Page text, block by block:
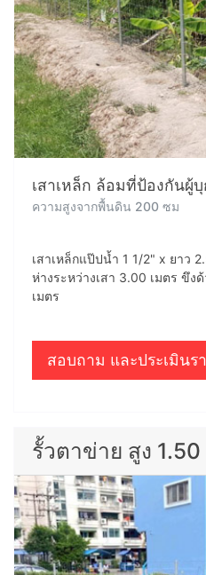
เสาเหล็ก ล้อมที่ป้องกันผู้
ความสูงจากพื้นดิน 200 ซม
เสาเหล็กแป๊ปน้ำ 1 1/2" x ยาว
ห่างระหว่างเสา 3.00 เมตร ขึ
เมตร
สอบถาม และประเมินร
รั้วตาข่าย สูง